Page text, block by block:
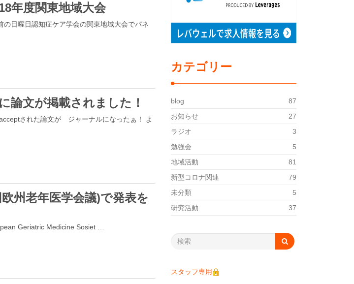
年度関東地域大会
日曜日認知症ケア学会の関東地域大会でパネ
論文が掲載されました！
された論文が ジャーナルになったぁ！ よ
州老年医学会議)で発表を
Geriatric Medicine Sosiet …
カテゴリー
blog
87
お知らせ
27
ラジオ
3
勉強会
5
地域活動
81
新型コロナ関連
79
未分類
5
研究活動
37
スタッフ専用